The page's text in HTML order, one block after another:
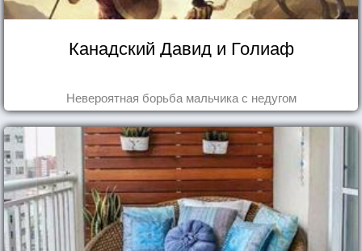
Канадский Давид и Голиаф
Невероятная борьба мальчика с недугом